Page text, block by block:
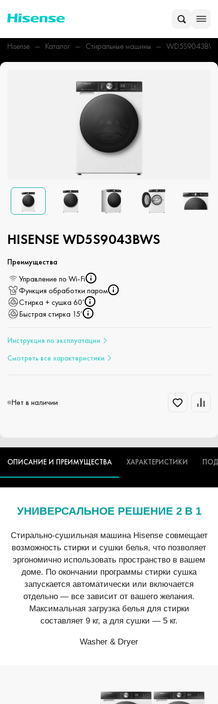
Hisense Каталог Стиральные машины
HISENSE WD5S9043BWS
Преимущества
Управление по Wi-Fi
Функция обработки паром
Стирка + сушка 60’
Быстрая стирка 15’
Инструкция по эксплуатации
Смотреть все характеристики
Нет в наличии
ОПИСАНИЕ И ПРЕИМУЩЕСТВА ХАРАКТЕРИСТИКИ
УНИВЕРСАЛЬНОЕ РЕШЕНИЕ 2 В 1
Стирально-сушильная машина Hisense совмещает
возможность стирки и сушки белья, что позволяет
эргономично использовать пространство в вашем
доме. По окончании программы стирки сушка
запускается автоматически или включается
отдельно — все зависит от вашего желания.
Максимальная загрузка белья для стирки
составляет 9 кг, а для сушки — 5 кг.
Washer & Dryer